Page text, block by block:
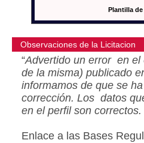
Plantilla
Observaciones de la Licitacion
“Advertido un error en el
de la misma) publicado
informamos de que se
corrección. Los datos
en el perfil son correctos.
Enlace a las Bases